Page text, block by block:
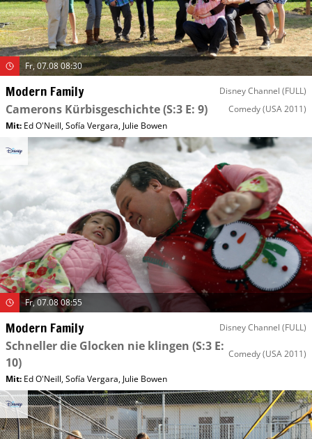
Fr, 07.08 08:30
Modern Family Disney Channel (FULL)
Camerons Kürbisgeschichte(S:3 E: 9) Comedy(USA 2011)
Mit: Ed O'Neill,Sofía Vergara, Julie Bowen
Fr, 07.08 08:55
Modern Family Disney Channel (FULL)
Schneller die Glocken nie klingen (S:3 E:
10)
Comedy(USA 2011)
Mit: Ed O'Neill,Sofía Vergara, Julie Bowen